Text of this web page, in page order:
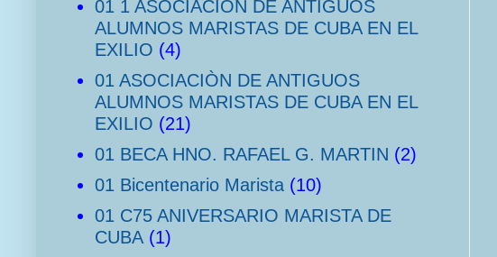
01 1 ASOCIACIÒN DE ANTIGUOS
ALUMNOS MARISTAS DE CUBA EN EL
EXILIO (4)
01 ASOCIACIÒN DE ANTIGUOS
ALUMNOS MARISTAS DE CUBA EN EL
EXILIO (21)
01 BECA HNO. RAFAEL G. MARTIN (2)
01 Bicentenario Marista (10)
01 C75 ANIVERSARIO MARISTA DE
CUBA (1)